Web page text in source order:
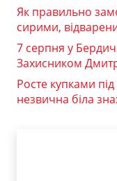
Як правильно
сирими,
7 серпня у
Захисником
Росте купками
незвична біла